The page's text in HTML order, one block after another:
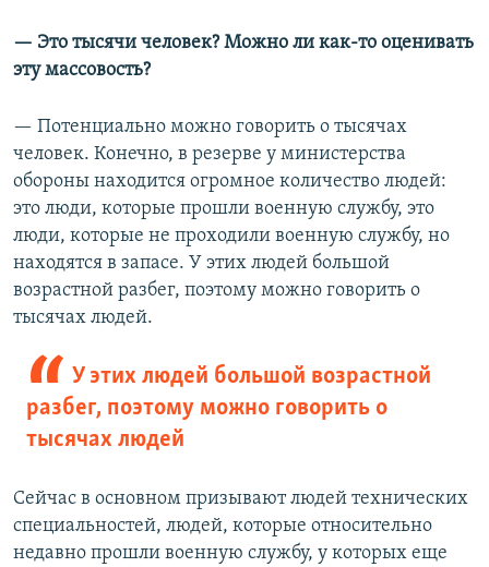
— Это тысячи человек? Можно ли как-то оценивать
эту массовость?
— Потенциально можно говорить о тысячах
человек. Конечно, в резерве у министерства
обороны находится огромное количество людей:
это люди, которые прошли военную службу, это
люди, которые не проходили военную службу, но
находятся в запасе. У этих людей большой
возрастной разбег, поэтому можно говорить о
тысячах людей.
У этих людей большой возрастной
разбег, поэтому можно говорить о
тысячах людей
Сейчас в основном призывают людей технических
специальностей, людей, которые относительно
недавно прошли военную службу, у которых еще